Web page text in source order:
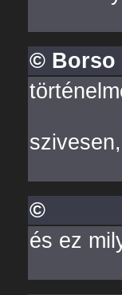
© Borso
©
és ez